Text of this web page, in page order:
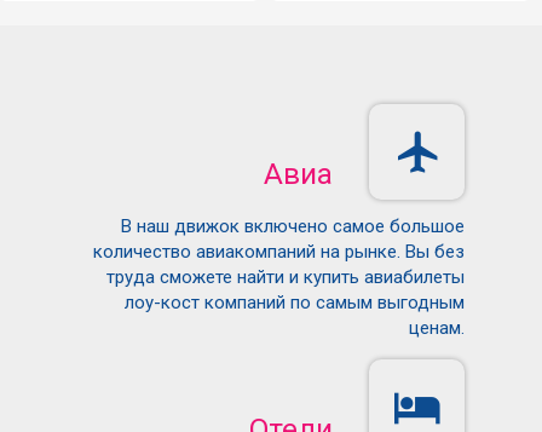
Авиа
В наш движок включено самое большое
количество авиакомпаний на рынке. Вы без
труда сможете найти и купить авиабилеты
лоу-кост компаний по самым выгодным
ценам.